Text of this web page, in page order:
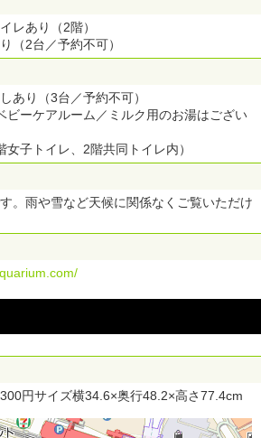
レあり（2階）
（2台／予約不可）
あり（3台／予約不可）
ビーケアルーム／ミルク用のお湯はござい
女子トイレ、2階共同トイレ内）
。雨や雪など天候に関係なくご覧いただけ
円サイズ横34.6×奥行48.2×高さ77.4cm